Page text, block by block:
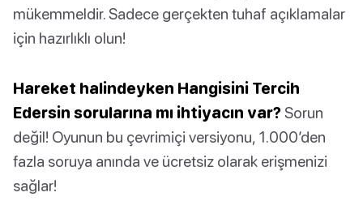
mükemmeldir. Sadece gerçekten tuhaf açıklamalar
için hazırlıklı olun!
Hareket halindeyken Hangisini Tercih
Edersin sorularına mı ihtiyacın var? Sorun
değil! Oyunun bu çevrimiçi versiyonu, 1.000’den
fazla soruya anında ve ücretsiz olarak erişmenizi
sağlar!